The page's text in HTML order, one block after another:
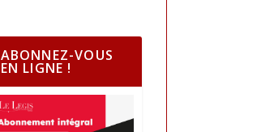
ABONNEZ-VOUS
EN LIGNE !